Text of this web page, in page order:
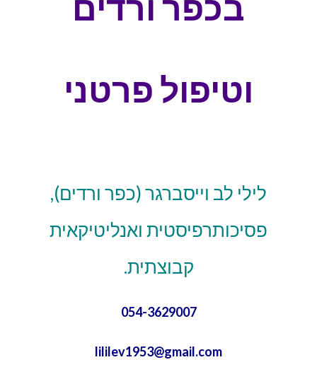
וטיפול פרטני
לילי לב וייסברגר (כפר ורדים),
פסיכותרפיסטית ואנליטיקאית
קבוצתית.
054-3629007
lililev1953@gmail.com